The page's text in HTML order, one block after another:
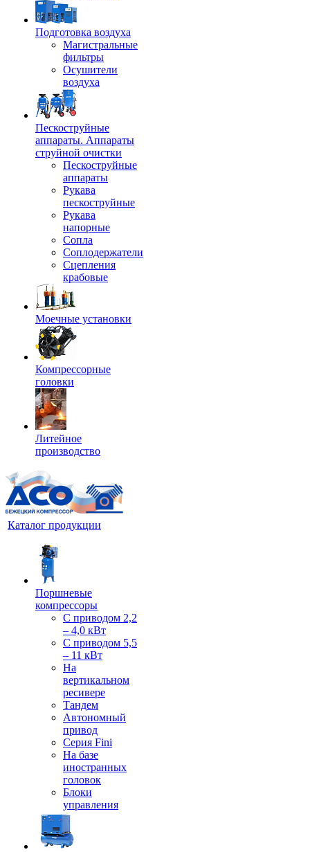
Подготовка воздуха
Магистральные
фильтры
Осушители
воздуха
Пескоструйные
аппараты. Аппараты
струйной очистки
Пескоструйные
аппараты
Рукава
пескоструйные
Рукава
напорные
Сопла
Соплодержатели
Сцепления
крабовые
Моечные установки
Компрессорные
головки
Литейное
производство
Каталог продукции
Поршневые
компрессоры
С приводом 2,2
– 4,0 кВт
С приводом 5,5
– 11 кВт
На
вертикальном
ресивере
Тандем
Автономный
привод
Серия Fini
На базе
иностранных
головок
Блоки
управления